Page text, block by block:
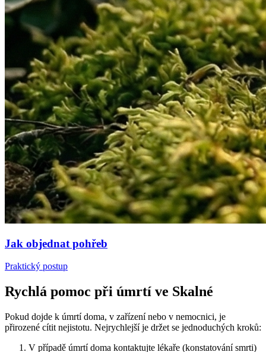
Jak objednat pohřeb
Praktický postup
Rychlá pomoc při úmrtí ve Skalné
Pokud dojde k úmrtí doma, v zařízení nebo v nemocnici, je
přirozené cítit nejistotu. Nejrychlejší je držet se jednoduchých kroků:
V případě úmrtí doma kontaktujte lékaře (konstatování smrti)